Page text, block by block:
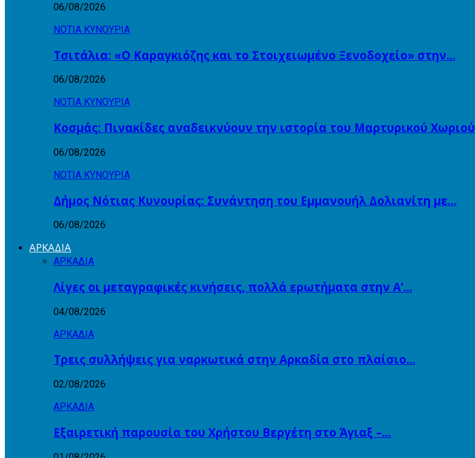
06/08/2026
ΝΟΤΙΑ ΚΥΝΟΥΡΙΑ
Τσιτάλια: «Ο Καραγκιόζης και το Στοιχειωμένο Ξενοδοχείο» στην…
06/08/2026
ΝΟΤΙΑ ΚΥΝΟΥΡΙΑ
Κοσμάς: Πινακίδες αναδεικνύουν την ιστορία του Μαρτυρικού Χωριού
06/08/2026
ΝΟΤΙΑ ΚΥΝΟΥΡΙΑ
Δήμος Νότιας Κυνουρίας: Συνάντηση του Εμμανουήλ Δολιανίτη με…
06/08/2026
ΑΡΚΑΔΙΑ
ΑΡΚΑΔΙΑ
Λίγες οι μεταγραφικές κινήσεις, πολλά ερωτήματα στην Α’…
04/08/2026
ΑΡΚΑΔΙΑ
Τρεις συλλήψεις για ναρκωτικά στην Αρκαδία στο πλαίσιο…
02/08/2026
ΑΡΚΑΔΙΑ
Εξαιρετική παρουσία του Χρήστου Βεργέτη στο Άγιαξ –…